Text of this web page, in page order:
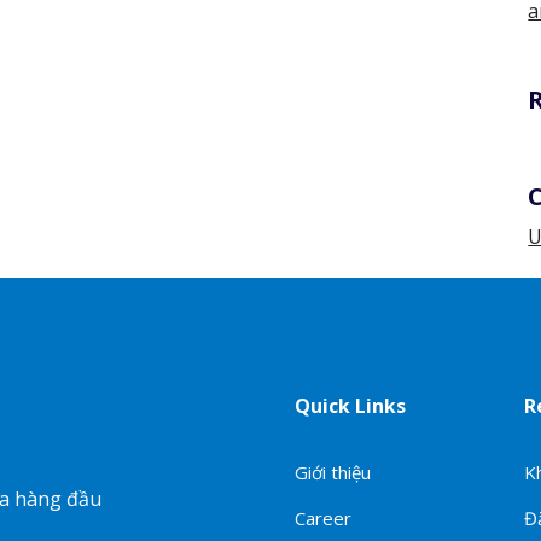
hàng đầu
Quick Links
Giới thiệu
Career